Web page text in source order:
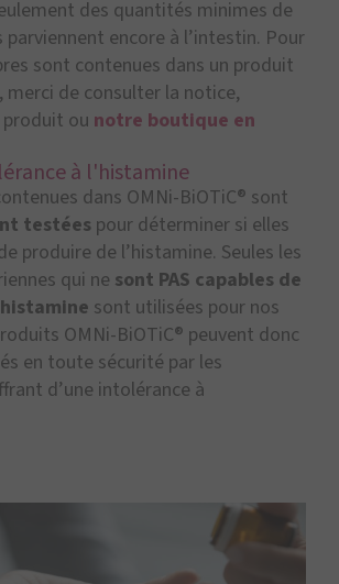
des quantités minimes de
parviennent encore à l’intestin. Pour
sont contenues dans un produit
merci de consulter la notice,
produit ou notre boutique en
à l'histamine
dans OMNi-BiOTiC® sont
testées pour déterminer si elles
produire de l’histamine. Seules les
qui ne sont PAS capables de
sont utilisées pour nos
OMNi-BiOTiC® peuvent donc
en toute sécurité par les
d’une intolérance à